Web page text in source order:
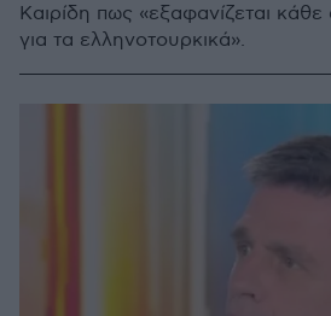
Καιρίδη πως «εξαφανίζεται
για τα ελληνοτουρκικά».